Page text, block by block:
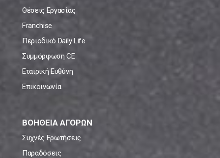
Θέσεις Εργασίας
Franchise
Περιοδικό Daily Life
Συμμόρφωση CE
Εταιρική Ευθύνη
Επικοινωνία
ΒΟΗΘΕΙΑ ΑΓΟΡΩΝ
Συχνές Ερωτήσεις
Παραδόσεις